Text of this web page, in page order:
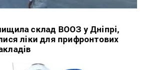
склад ВООЗ у Дніпрі,
ліки для прифронтових